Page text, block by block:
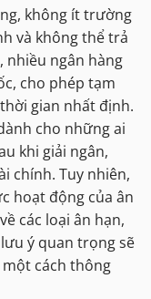
không ít trường
và không thể trả
, nhiều ngân hàng
cho phép tạm
gian nhất định.
cho những ai
khi giải ngân,
chính. Tuy nhiên,
hoạt động của ân
các loại ân hạn,
ý quan trọng sẽ
cách thông